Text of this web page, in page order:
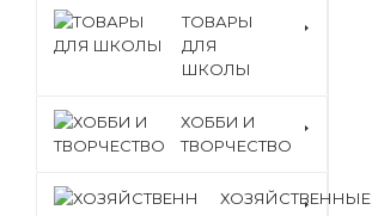
ТОВАРЫ
ДЛЯ
ШКОЛЫ
ХОББИ И
ТВОРЧЕСТВО
ХОЗЯЙСТВЕННЫЕ